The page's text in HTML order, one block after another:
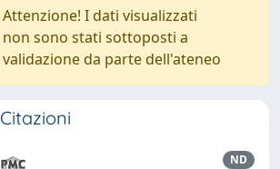
Attenzione! I dati visualizzati
non sono stati sottoposti a
validazione da parte dell'ateneo
Citazioni
ND